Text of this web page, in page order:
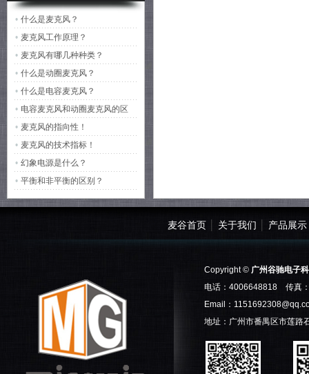
DIN-8插座接口
MG6840
主机参数:
主机工作电压：
DC--12V
工作电流：
1000mA
功耗：12W
射
• 什么是麦克风？
• 麦克风工作原理？
• 麦克风有哪几种种类？
• 什么是动圈麦克风？
• 什么是电容麦克风？
• 电容麦克风和动圈麦克风的区
别？
• 麦克风的指向性！
• 麦克风的技术指标！
• 幻象电源是什么？
• 平衡和非平衡的区别？
麦谷首页 关于我们 产品展示
Copyright © 广州谷驰电子
电话：4006648818 传真
Email：
地址：广州市番禺区市莲